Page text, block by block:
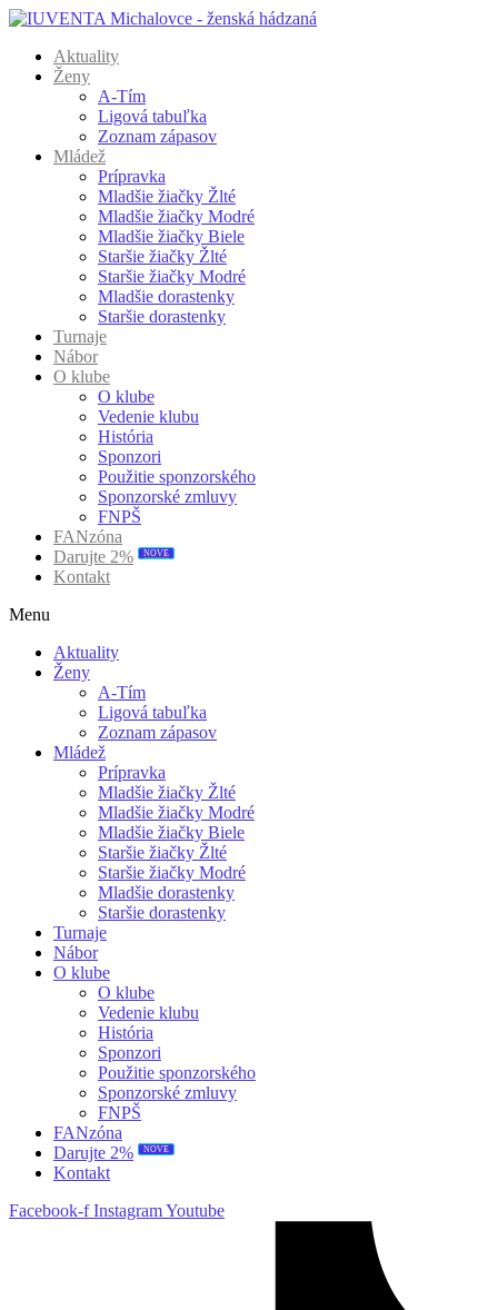
Aktuality
Ženy
A-Tím
Ligová tabuľka
Zoznam zápasov
Mládež
Prípravka
Mladšie žiačky Žlté
Mladšie žiačky Modré
Mladšie žiačky Biele
Staršie žiačky Žlté
Staršie žiačky Modré
Mladšie dorastenky
Staršie dorastenky
Turnaje
Nábor
O klube
O klube
Vedenie klubu
História
Sponzori
Použitie sponzorského
Sponzorské zmluvy
FNPŠ
FANzóna
Darujte 2%
NOVÉ
Kontakt
Menu
Aktuality
Ženy
A-Tím
Ligová tabuľka
Zoznam zápasov
Mládež
Prípravka
Mladšie žiačky Žlté
Mladšie žiačky Modré
Mladšie žiačky Biele
Staršie žiačky Žlté
Staršie žiačky Modré
Mladšie dorastenky
Staršie dorastenky
Turnaje
Nábor
O klube
O klube
Vedenie klubu
História
Sponzori
Použitie sponzorského
Sponzorské zmluvy
FNPŠ
FANzóna
Darujte 2%
NOVÉ
Kontakt
Facebook-f InstagramYoutube